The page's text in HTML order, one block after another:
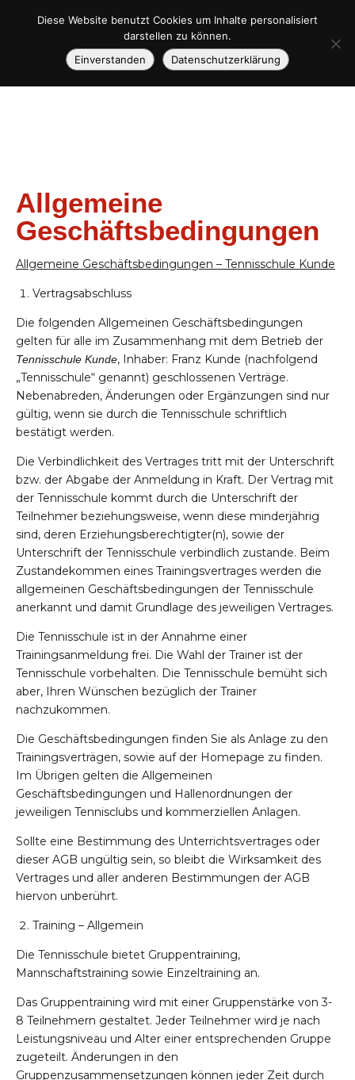
Allgemeine
Geschäftsbedingungen
Allgemeine Geschäftsbedingungen – Tennisschule Kunde
Vertragsabschluss
Die folgenden Allgemeinen Geschäftsbedingungen
gelten für alle im Zusammenhang mit dem Betrieb der
Tennisschule Kunde, Inhaber: Franz Kunde (nachfolgend
„Tennisschule“ genannt) geschlossenen Verträge.
Nebenabreden, Änderungen oder Ergänzungen sind nur
gültig, wenn sie durch die Tennisschule schriftlich
bestätigt werden.
Die Verbindlichkeit des Vertrages tritt mit der Unterschrift
bzw. der Abgabe der Anmeldung in Kraft. Der Vertrag mit
der Tennisschule kommt durch die Unterschrift der
Teilnehmer beziehungsweise, wenn diese minderjährig
sind, deren Erziehungsberechtigter(n), sowie der
Unterschrift der Tennisschule verbindlich zustande. Beim
Zustandekommen eines Trainingsvertrages werden die
allgemeinen Geschäftsbedingungen der Tennisschule
anerkannt und damit Grundlage des jeweiligen Vertrages.
Die Tennisschule ist in der Annahme einer
Trainingsanmeldung frei. Die Wahl der Trainer ist der
Tennisschule vorbehalten. Die Tennisschule bemüht sich
aber, Ihren Wünschen bezüglich der Trainer
nachzukommen.
Die Geschäftsbedingungen finden Sie als Anlage zu den
Trainingsverträgen, sowie auf der Homepage zu finden.
Im Übrigen gelten die Allgemeinen
Geschäftsbedingungen und Hallenordnungen der
jeweiligen Tennisclubs und kommerziellen Anlagen.
Sollte eine Bestimmung des Unterrichtsvertrages oder
dieser AGB ungültig sein, so bleibt die Wirksamkeit des
Vertrages und aller anderen Bestimmungen der AGB
hiervon unberührt.
Training – Allgemein
Die Tennisschule bietet Gruppentraining,
Mannschaftstraining sowie Einzeltraining an.
Das Gruppentraining wird mit einer Gruppenstärke von 3-
8 Teilnehmern gestaltet. Jeder Teilnehmer wird je nach
Leistungsniveau und Alter einer entsprechenden Gruppe
zugeteilt. Änderungen in den
Gruppenzusammensetzungen können jeder Zeit durch
Diese Website benutzt Cookies um Inhalte personalisiert
darstellen zu können.
Einverstanden
Datenschutzerklärung